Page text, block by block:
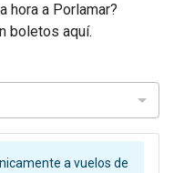
hora a Porlamar?
boletos aquí.
a vuelos de